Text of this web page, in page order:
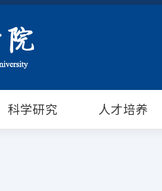
科学研究 人才培养